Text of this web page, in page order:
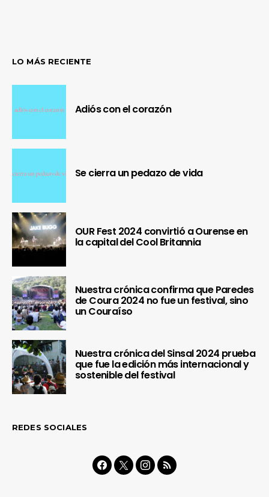
LO MÁS RECIENTE
Adiós con el corazón
Se cierra un pedazo de vida
OUR Fest 2024 convirtió a Ourense en
la capital del Cool Britannia
Nuestra crónica confirma que Paredes
de Coura 2024 no fue un festival, sino
un Couraíso
Nuestra crónica del Sinsal 2024 prueba
que fue la edición más internacional y
sostenible del festival
REDES SOCIALES